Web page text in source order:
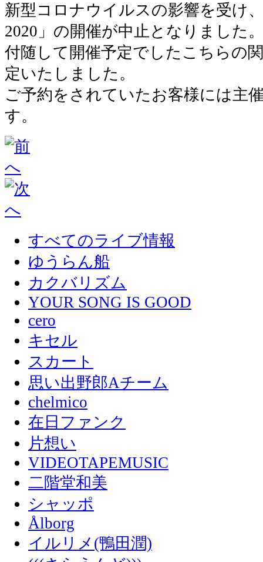
新型コロナウイルスの影響を受け
2020」の開催が中止となりました
付随して開催予定でしたこちらの
定いたしました。
ご予約をされていたお客様には主
す。
すべてのライブ情報
ゆうらん船
カクバリズム
YOUR SONG IS GOOD
cero
キセル
スカート
思い出野郎Aチーム
chelmico
在日ファンク
片想い
VIDEOTAPEMUSIC
二階堂和美
シャッポ
Ålborg
イルリメ(鴨田潤)